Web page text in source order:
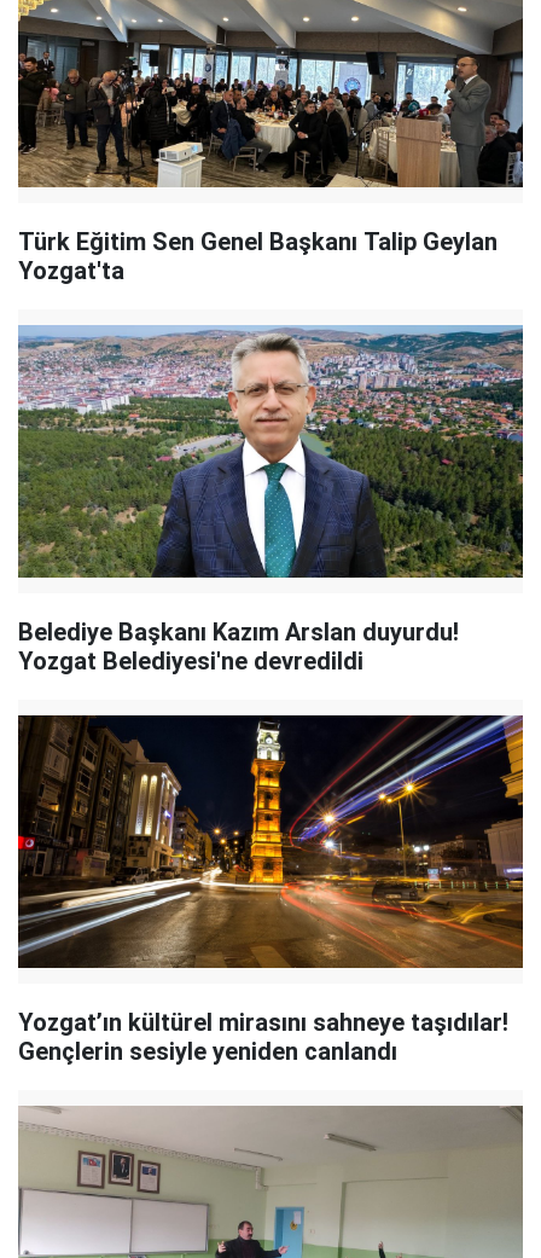
Türk Eğitim Sen Genel Başkanı Talip Geylan
Yozgat'ta
Belediye Başkanı Kazım Arslan duyurdu!
Yozgat Belediyesi'ne devredildi
Yozgat’ın kültürel mirasını sahneye taşıdılar!
Gençlerin sesiyle yeniden canlandı